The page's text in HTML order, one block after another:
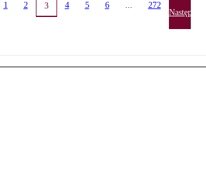
1 2 3 4 5 6 ... 272
Następna